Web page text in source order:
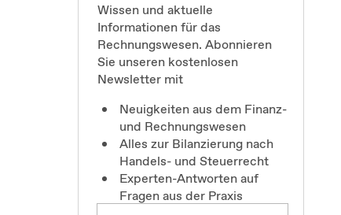
Wissen und aktuelle
Informationen für das
Rechnungswesen. Abonnieren
Sie unseren kostenlosen
Newsletter mit
Neuigkeiten aus dem Finanz-
und Rechnungswesen
Alles zur Bilanzierung nach
Handels- und Steuerrecht
Experten-Antworten auf
Fragen aus der Praxis